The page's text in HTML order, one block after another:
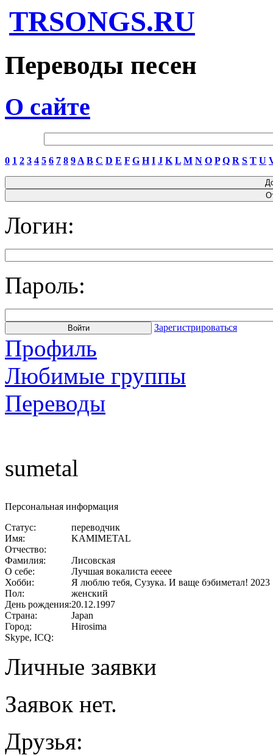
TRSONGS.RU
Переводы песен
О сайте
0 1 2 3 4 5 6 7 8 9 A B C D E F G H I J K L M N O P Q R S T U
Логин:
Пароль:
Зарегистрироваться
Профиль
Любимые группы
Переводы
sumetal
Персональная информация
Статус:
переводчик
Имя:
KAMIMETAL
Отчество:
Фамилия:
Лисовская
О себе:
Лучшая вокалиста еееее
Хобби:
Я люблю тебя, Сузука. И ваще бэбиметал! 2023
Пол:
женский
День рождения:20.12.1997
Страна:
Japan
Город:
Hirosima
Skype, ICQ:
Личные заявки
Заявок нет.
Друзья: